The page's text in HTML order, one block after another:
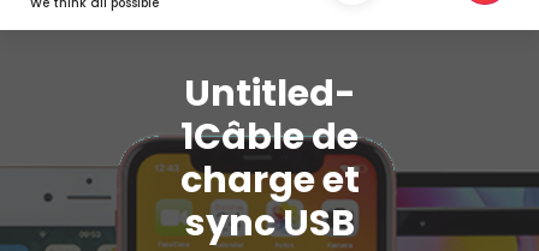
Untitled-
1Câble de
charge et
sync USB